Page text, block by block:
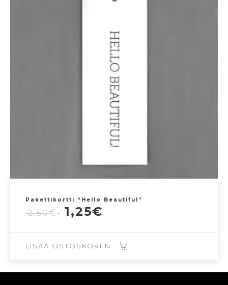
Pakettikortti “Hello Beautiful”
2,50€
Alkuperäinen
2,50€.
1,25€
1,25€.
LISÄÄ OSTOSKORIIN